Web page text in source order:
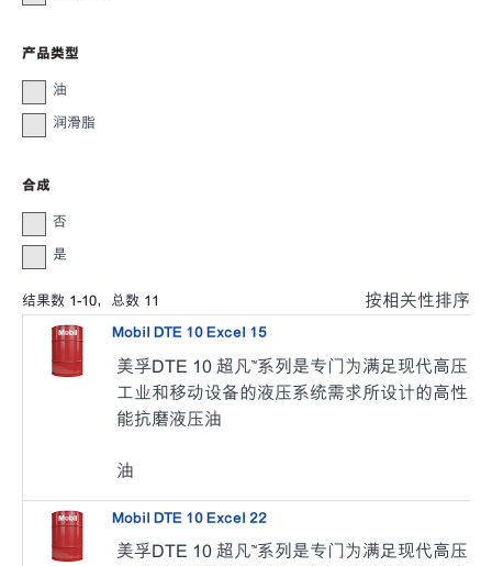
产品类型
油
润滑脂
合成
否
是
结果数 1-10，总数 11 按相关性排序
Mobil DTE 10 Excel 15
美孚DTE 10 超凡™系列是专门为满足现代高压
工业和移动设备的液压系统需求所设计的高性
能抗磨液压油
油
Mobil DTE 10 Excel 22
美孚DTE 10 超凡™系列是专门为满足现代高压